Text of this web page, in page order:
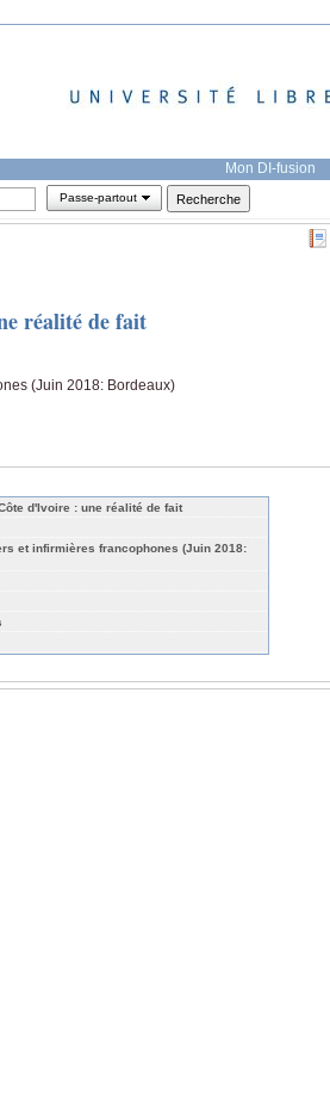
Mon DI-fusion
Passe-partout
réalité de fait
(Juin 2018: Bordeaux)
d'Ivoire : une réalité de fait
et infirmières francophones (Juin 2018: